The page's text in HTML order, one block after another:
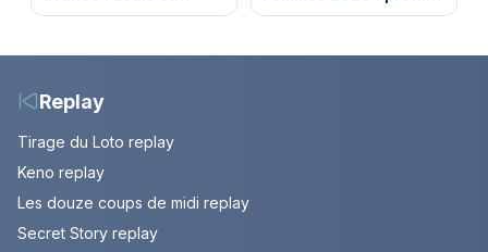
Jasmine enfin en
août 2026 (spoiler)
et horaires de la 6e
Montbrison et
Replay
Tirage du Loto replay
Keno replay
Les douze coups de midi replay
Secret Story replay